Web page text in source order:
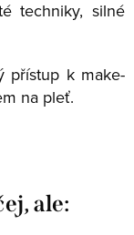
techniky, silné
přístup k make-
na pleť.
ale: